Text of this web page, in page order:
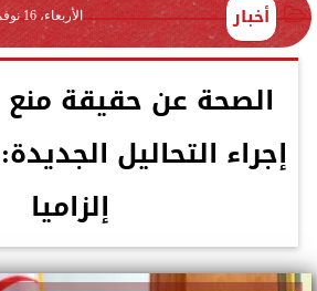
أخبار الأربعاء، 16 نوفمبر 2022
الصحة عن حقيقة منع
إجراء التحاليل
إلزاميا